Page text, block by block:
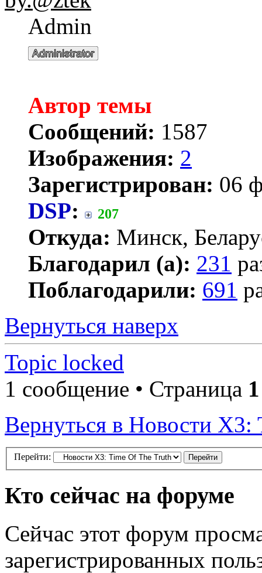
Admin
Автор темы
Сообщений: 1587
Изображения: 2
Зарегистрирован: 06
DSP: 207
Откуда: Минск,
Благодарил (а): 231
Поблагодарили: 691
Вернуться наверх
Topic locked
1 сообщение • Страница 1
Вернуться в Новости
Перейти:
Кто сейчас на форуме
Сейчас этот форум
зарегистрированных